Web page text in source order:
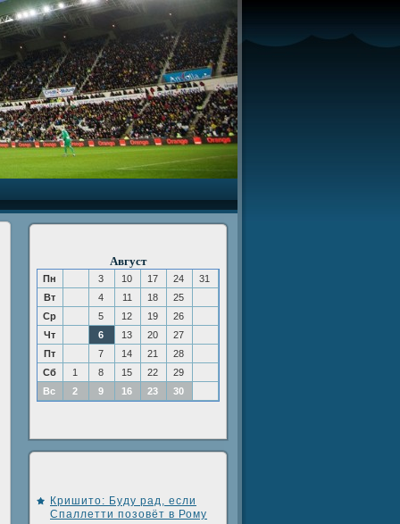
Август
Пн 3 10 17 24
31
Вт
4 11 18
25
Ср
5 12 19
26
Чт
6 13 20
27
Пт
7 14 21
28
Сб
1 8 15 22
29
Вс
2 9 16 23 30
Кришито: Буду рад, если
Спаллетти позовёт в Рому